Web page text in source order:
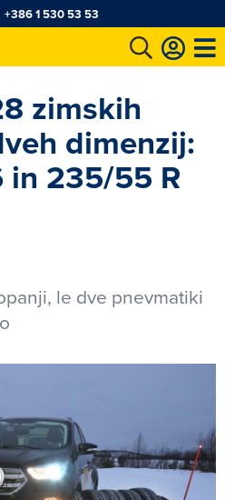
+386 1 530 53 53
zimskih
dimenzij:
in 235/55 R
le dve pnevmatiki